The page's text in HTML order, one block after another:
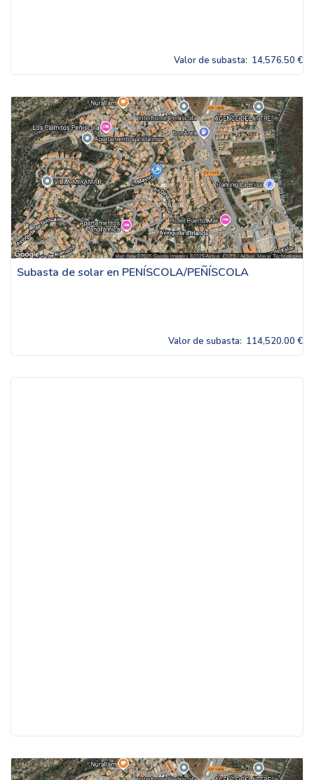
Valor de subasta: 14,576.50 €
Subasta de solar en PENÍSCOLA/PEÑÍSCOLA
Valor de subasta: 114,520.00 €